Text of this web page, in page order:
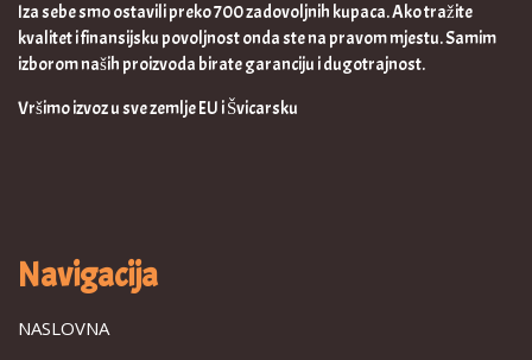
Iza sebe smo ostavili preko 700 zadovoljnih kupaca. Ako tražite
kvalitet i finansijsku povoljnost onda ste na pravom mjestu. Samim
izborom naših proizvoda birate garanciju i dugotrajnost.
Vršimo izvoz u sve zemlje EU i Švicarsku
Navigacija
NASLOVNA